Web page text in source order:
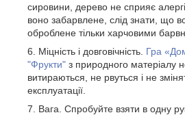
сировини, дерево не сприяє
воно забарвлене, слід знати, що
оброблене тільки харчовими
Міцність і довговічність. Гра
"Фрукти" з природного матеріалу
витираються, не рвуться і не
експлуатації.
Вага. Спробуйте взяти в одну